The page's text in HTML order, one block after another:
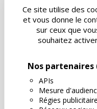
Ce site utilise des
et vous donne le
sur ceux que
souhaitez
Nos partenaires
APIs
Mesure
Régies